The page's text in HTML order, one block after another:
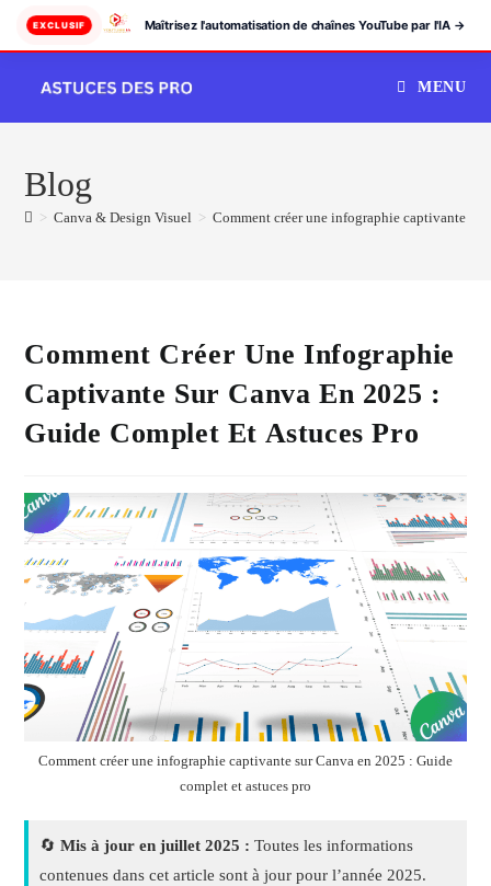
EXCLUSIF Maîtrisez l'automatisation de chaînes YouTube par l'IA →
content
MENU
Blog
> Canva & Design Visuel > Comment créer une infographie captivante
Comment Créer Une Infographie
Captivante Sur Canva En 2025 :
Guide Complet Et Astuces Pro
Comment créer une infographie captivante sur Canva en 2025 : Guide
complet et astuces pro
🔄Mis à jour en juillet 2025 : Toutes les informations
contenues dans cet article sont à jour pour l’année 2025.